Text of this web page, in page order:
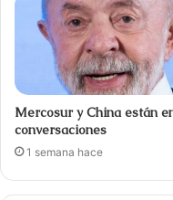
Mercosur y China están
conversaciones
1 semana hace